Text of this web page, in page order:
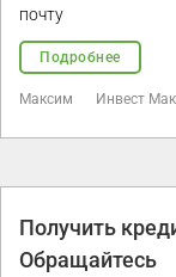
почту
Подробнее
Максим Инвест
Получить
Обращайтесь